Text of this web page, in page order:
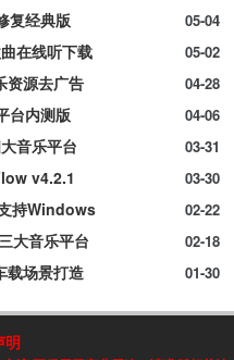
05-04
复经典版
05-02
在线听下载
04-28
资源去广告
04-06
台内测版
03-31
音乐平台
03-30
v4.2.1
02-22
持Windows
02-18
大音乐平台
01-30
载场景打造
明